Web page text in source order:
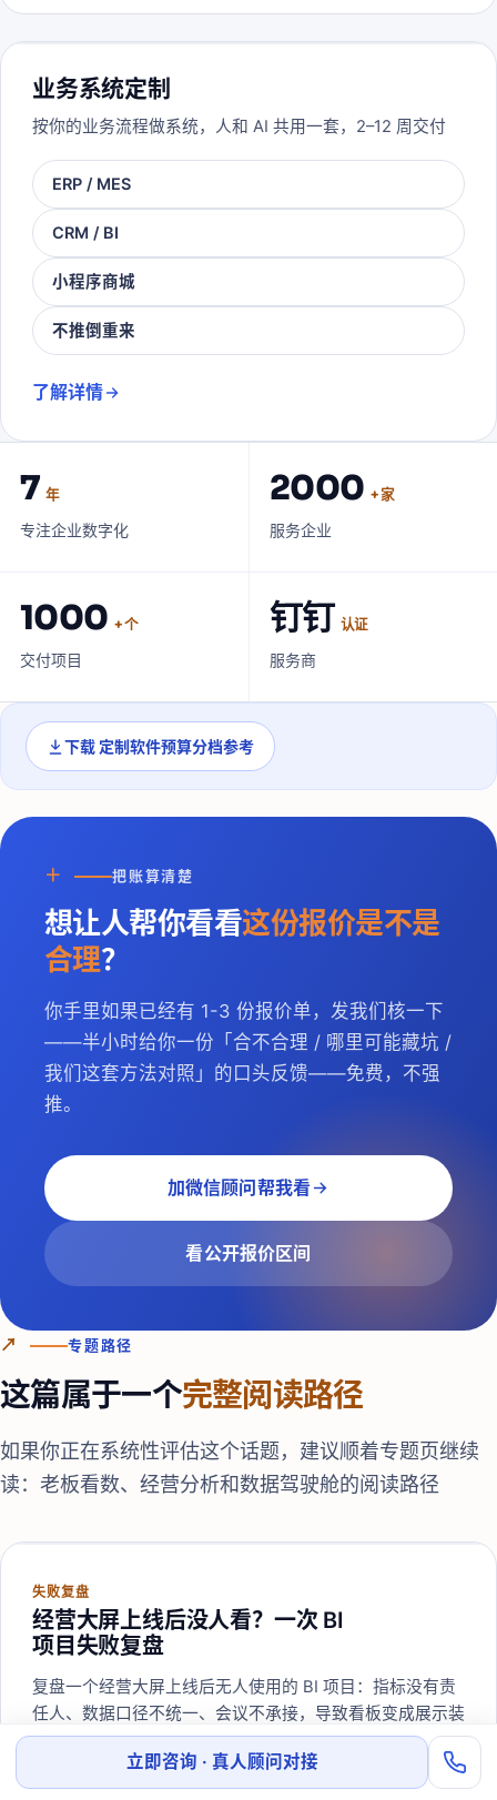
业务系统定制
按你的业务流程做系统，人和 AI 共用一套，2–12 周交付
ERP / MES
CRM / BI
小程序商城
不推倒重来
了解详情
7 年
专注企业数字化
2000 + 家
服务企业
1000 + 个
交付项目
钉钉 认证
服务商
下载 定制软件预算分档参考
＋ 把账算清楚
想让人帮你看看这份报价是不是
合理？
你手里如果已经有 1-3 份报价单，发我们核一下
——半小时给你一份「合不合理 / 哪里可能藏坑 /
我们这套方法对照」的口头反馈——免费，不强
推。
加微信顾问帮我看
看公开报价区间
↗ 专题路径
这篇属于一个完整阅读路径
如果你正在系统性评估这个话题，建议顺着专题页继续
读： 老板看数、经营分析和数据驾驶舱的阅读路径
失败复盘
经营大屏上线后没人看？一次 BI
项目失败复盘
复盘一个经营大屏上线后无人使用的 BI 项目：指标没有责
任人、数据口径不统一、会议不承接，导致看板变成展示装
修。
立即咨询 · 真人顾问对接